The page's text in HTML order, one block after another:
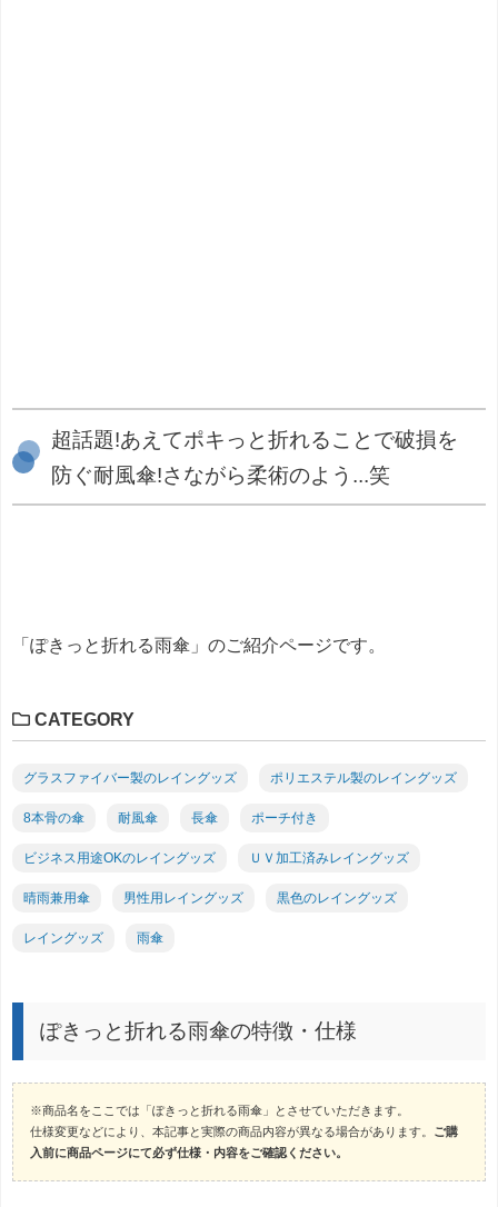
超話題!あえてポキっと折れることで破損を
防ぐ耐風傘!さながら柔術のよう...笑
「ぽきっと折れる雨傘」のご紹介ページです。
CATEGORY
グラスファイバー製のレイングッズ ポリエステル製のレイングッズ
8本骨の傘 耐風傘 長傘 ポーチ付き
ビジネス用途OKのレイングッズ ＵＶ加工済みレイングッズ
晴雨兼用傘 男性用レイングッズ 黒色のレイングッズ
レイングッズ 雨傘
ぽきっと折れる雨傘の特徴・仕様
※商品名をここでは「ぽきっと折れる雨傘」とさせていただきます。
仕様変更などにより、本記事と実際の商品内容が異なる場合があります。 ご購
入前に商品ページにて必ず仕様・内容をご確認ください。